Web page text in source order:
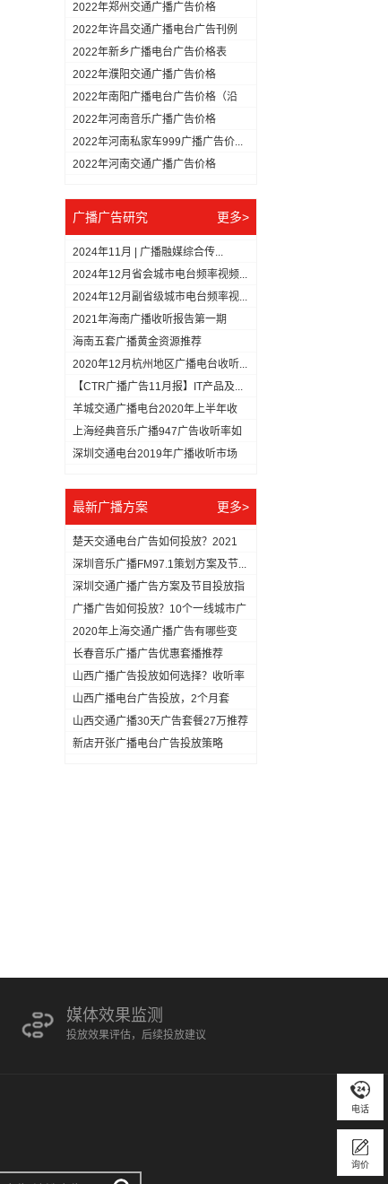
用...
2022年郑州交通广播广告价格
2022年许昌交通广播电台广告刊例
（...
2022年新乡广播电台广告价格表
2022年濮阳交通广播广告价格
2022年南阳广播电台广告价格（沿
用...
2022年河南音乐广播广告价格
2022年河南私家车999广播广告价...
2022年河南交通广播广告价格
广播广告研究 更多>
2024年11月 | 广播融媒综合传...
2024年12月省会城市电台频率视频...
2024年12月副省级城市电台频率视...
2021年海南广播收听报告第一期
（1...
海南五套广播黄金资源推荐
2020年12月杭州地区广播电台收听...
【CTR广播广告11月报】IT产品及...
羊城交通广播电台2020年上半年收
听...
上海经典音乐广播947广告收听率如
何...
深圳交通电台2019年广播收听市场
最新广播方案 更多>
楚天交通电台广告如何投放？2021
年...
深圳音乐广播FM97.1策划方案及节...
深圳交通广播广告方案及节目投放指
南
广播广告如何投放？10个一线城市广
播...
2020年上海交通广播广告有哪些变
化...
长春音乐广播广告优惠套播推荐
山西广播广告投放如何选择？收听率
最高...
山西广播电台广告投放，2个月套
餐，仅...
山西交通广播30天广告套餐27万推荐
新店开张广播电台广告投放策略
媒体效果监测
投放效果评估，后续投放建议
电话
询价